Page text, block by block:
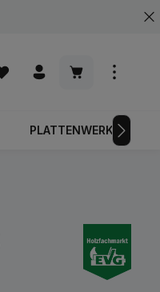
Warenkorb
PLATTENWERKSTOFFE